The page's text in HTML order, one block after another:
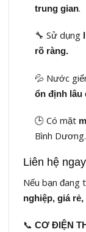
trung gian.
🔧 Sử dụng
rõ ràng.
💦 Nước
ổn định lâu
🕒 Có mặt
Bình Dương.
Liên hệ
Nếu bạn đang
nghiệp, giá
📞 CƠ ĐIỆN